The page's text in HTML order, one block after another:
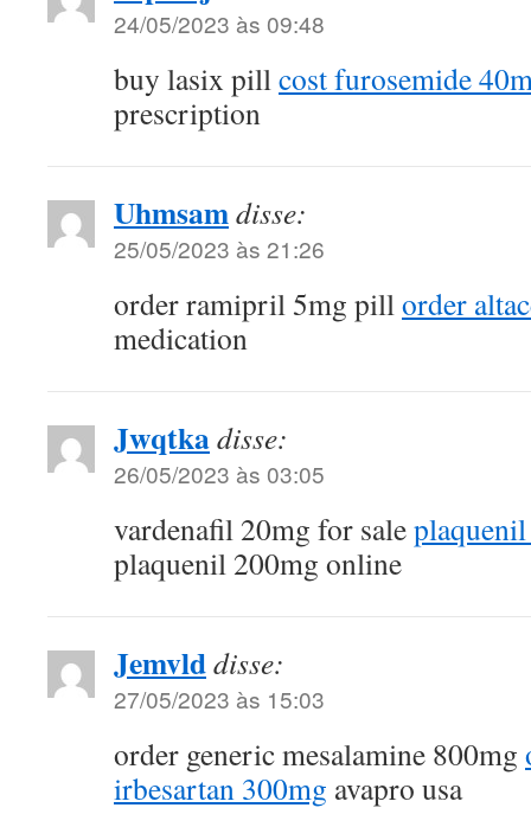
24/05/2023 às 09:48
buy lasix pillcost furosemide
prescription
Uhmsamdisse:
25/05/2023 às 21:26
order ramipril 5mg pillorder
medication
Jwqtkadisse:
26/05/2023 às 03:05
vardenafil 20mg for sale
plaquenil 200mg online
Jemvlddisse:
27/05/2023 às 15:03
order generic mesalamine 800mg
irbesartan 300mg avapro usa